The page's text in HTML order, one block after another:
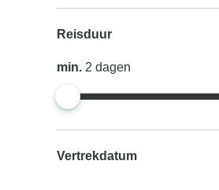
Reisduur
min. 2dagen
Vertrekdatum